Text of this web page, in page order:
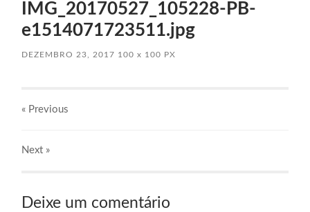
IMG_20170527_105228-PB-
e1514071723511.jpg
DEZEMBRO 23, 2017 100x 100 PX
« Previous
Next »
Deixe um comentário